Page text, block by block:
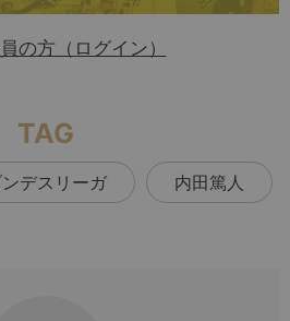
の方（ログイン）
TAG
デスリーガ 内田篤人